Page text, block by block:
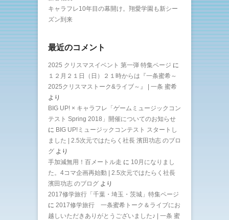
キャラフレ10年目の幕開け。翔愛学園も新シー
ズン到来
最近のコメント
2025 クリスマスイベント 第一弾 特集ページ に
１２月２１日（日）２１時からは『一条蜜希～
2025クリスマストーク&ライブ～』 | 一条 蜜希
より
BIG UP! × キャラフレ「ゲームミュージックコン
テスト Spring 2018」開催についてのお知らせ
に BIG UP!ミュージックコンテスト スタートし
ました | 2.5次元ではたらく社長 濱田功志 のブロ
グ より
手加減無用！百メートル走 に 10月になりまし
た。4コマ企画再始動 | 2.5次元ではたらく社長
濱田功志 のブログ より
2017修学旅行「千葉・埼玉・茨城」特集ページ
に 2017修学旅行 一条蜜希トーク＆ライブにお
越しいただきありがとうございました♪ | 一条 蜜